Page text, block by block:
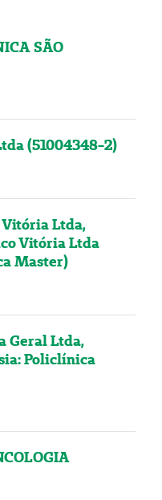
SÃO
(51004348-2)
Ltda,
Vitória Ltda
Master)
Geral Ltda,
Policlínica